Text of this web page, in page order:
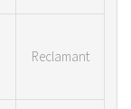
Reclamant